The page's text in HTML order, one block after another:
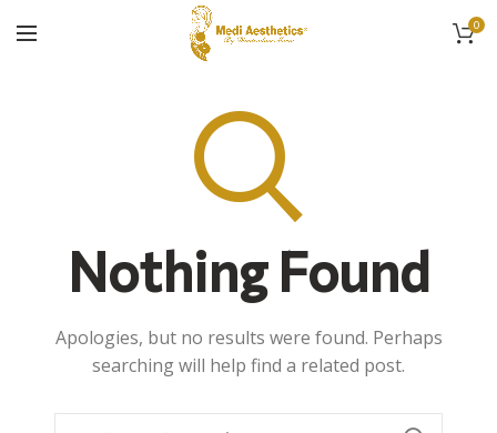
0
Nothing Found
Apologies, but no results were found. Perhaps
searching will help find a related post.